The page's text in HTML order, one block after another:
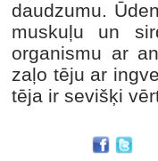
daudzumu.
muskuļu un
organismu ar
zaļo tēju ar
tēja ir sevišķi